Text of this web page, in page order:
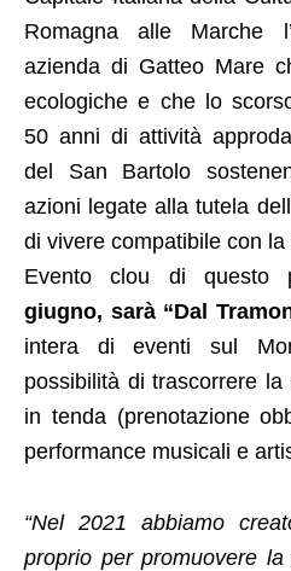
Romagna alle Marche
azienda di Gatteo Mare
ecologiche e che lo
50 anni di attività
del San Bartolo
azioni legate alla tutela
di vivere compatibile con la
Evento clou di questo
giugno, sarà “Dal
intera di eventi sul
possibilità di trascorrere
in tenda (prenotazione
performance musicali e
“Nel 2021 abbiamo
proprio per promuovere la